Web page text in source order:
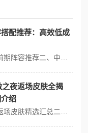
配推荐：高效低成
夜返场皮肤全揭
绍